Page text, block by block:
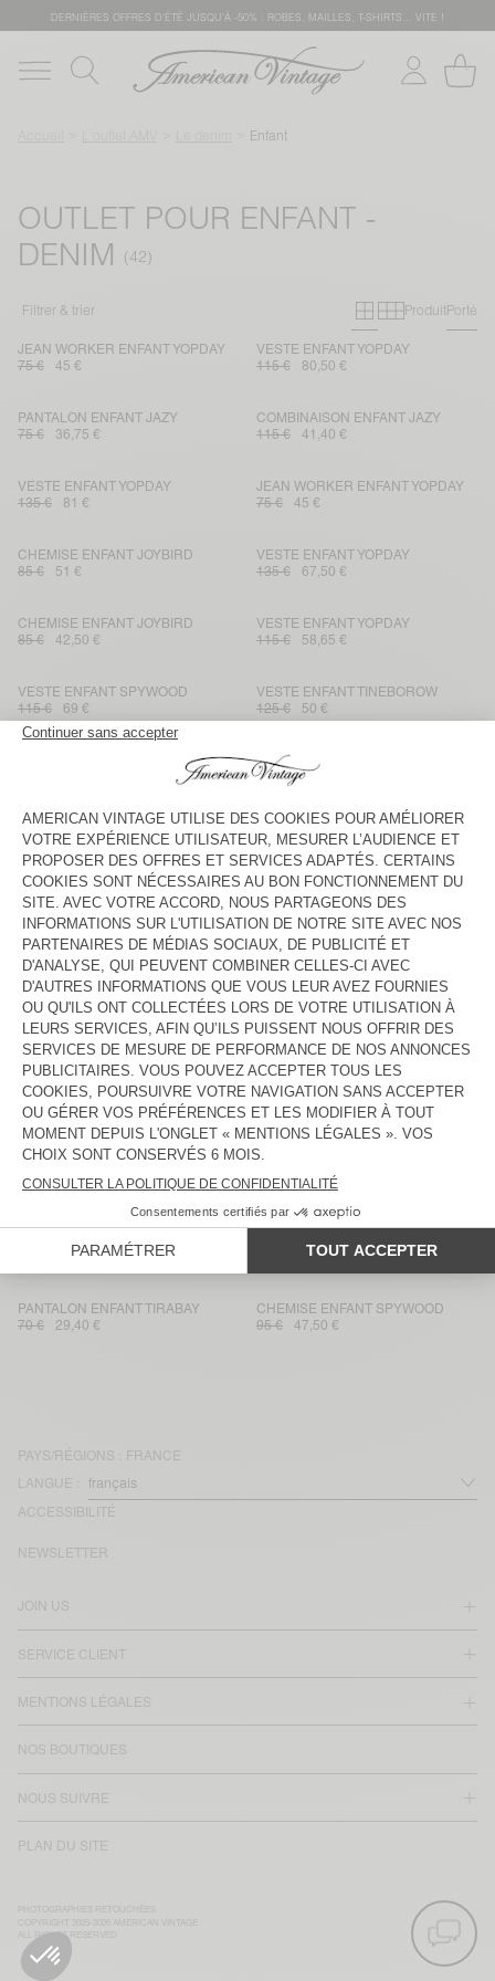
DERNIÈRES OFFRES D'ÉTÊ JUSQU'À -50% : ROBES, MAILLES, T-SHIRTS... VITE !
Enfant
OUTLET POUR ENFANT -
DENIM
Filtrer & trier Grille
Grille
ProduitPorté
JEAN WORKER ENFANT YOPDAY
75 €
45 €
VESTE ENFANT YOPDAY
115 €
80,50 €
PANTALON ENFANT JAZY
75 €
36,75 €
COMBINAISON ENFANT JAZY
115 €
41,40 €
VESTE ENFANT YOPDAY
135 €
81 €
JEAN WORKER ENFANT YOPDAY
75 €
45 €
CHEMISE ENFANT JOYBIRD
85 €
51 €
VESTE ENFANT YOPDAY
135 €
67,50 €
CHEMISE ENFANT JOYBIRD
85 €
42,50 €
VESTE ENFANT YOPDAY
115 €
58,65 €
VESTE ENFANT SPYWOOD
115 €
69 €
VESTE ENFANT TINEBOROW
125 €
50 €
CHEMISE ENFANT SPYWOOD
SALOPETTE ENFANT SPYWOOD
125 €
62,50 €
JEAN DROIT ENFANT TINEBOROW
85 €
29,75 €
135 €
94,50 €
VESTE ENFANT JOYBIRD
115 €
69 €
CHEMISE ENFANT OZYR
75 €
31,50 €
SHORT ENFANT OZYR
65 €
27,30 €
VESTE ENFANT JOYBIRD
115 €
69 €
JEAN DROIT ENFANT JOYBIRD
80 €
56 €
VESTE ENFANT JOYBIRD
135 €
47,25 €
VESTE ENFANT JOYBIRD
115 €
46 €
CHEMISE ENFANT JOYBIRD
85 €
29,75 €
85 €
59,50 €
CHEMISE ENFANT JOYBIRD
85 €
35,70 €
JEAN DROIT ENFANT SPYWOOD
56 € 67,50 €
PANTALON ENFANT TIRABAY
70 €
29,40 €
CHEMISE ENFANT SPYWOOD
95 €
47,50 €
PAYS/RÉGIONS : FRANCE
LANGUE :
ACCESSIBILITÉ
JOIN US
SERVICE CLIENT
MENTIONS LÉGALES
NOS BOUTIQUES
NOUS SUIVRE
PLAN DU SITE
NEWSLETTER
PHOTOGRAPHIES RETOUCHÉES
ALL RIGHTS RESERVED